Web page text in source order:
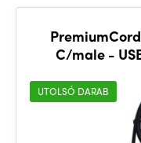
C/male -
UTOLSÓ DARAB